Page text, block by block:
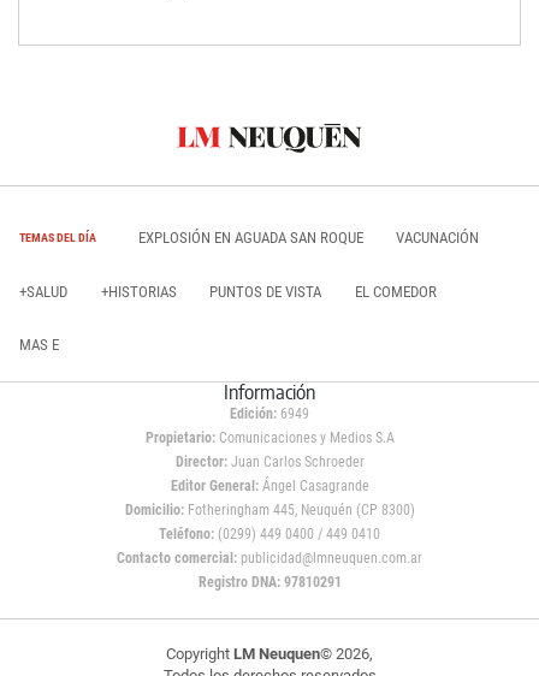
TEMAS DEL DÍA EXPLOSIÓN EN AGUADA SAN ROQUE VACUNACIÓN
+SALUD +HISTORIAS PUNTOS DE VISTA EL COMEDOR
MAS E
Información
Edición: 6949
Propietario:Comunicaciones y Medios S.A
Director: Juan Carlos Schroeder
Editor General:Ángel Casagrande
Domicilio:Fotheringham 445, Neuquén (CP 8300)
Teléfono: (0299) 449 0400 / 449 0410
Contacto comercial: publicidad@lmneuquen.com.ar
Registro DNA: 97810291
Copyright LM Neuquen© 2026,